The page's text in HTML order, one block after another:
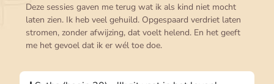
Deze sessies gaven me terug wat ik als kind niet mocht
laten zien. Ik heb veel gehuild. Opgespaard verdriet laten
stromen, zonder afwijzing, dat voelt helend. En het geeft
me het gevoel dat ik er wél toe doe.